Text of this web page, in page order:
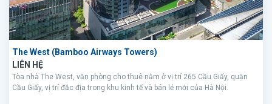
The West (Bamboo Airways Towers)
LIÊN HỆ
Tòa nhà The West, văn phòng cho thuê nằm ở vị trí 265 Cầu Giấy, quận
Cầu Giấy, vị trí đắc địa trong khu kinh tế và bán lẻ mới của Hà Nội.